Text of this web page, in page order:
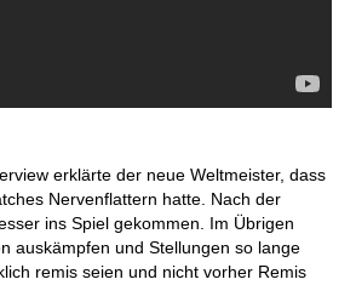
erklärte der neue Weltmeister, dass
Nervenflattern hatte. Nach der
ins Spiel gekommen. Im Übrigen
auskämpfen und Stellungen so lange
remis seien und nicht vorher Remis